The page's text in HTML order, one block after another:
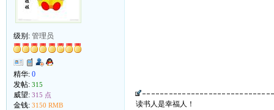
级别: 管理员
精华: 0
发帖: 315
威望: 315 点
金钱: 3150 RMB 读书人是幸福人！